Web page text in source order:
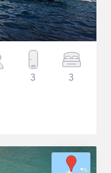
3 3